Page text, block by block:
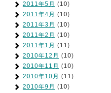
2011年5月 (10)
2011年4月 (10)
2011年3月 (10)
2011年2月 (10)
2011年1月 (11)
2010年12月 (10)
2010年11月 (10)
2010年10月 (11)
2010年9月 (10)